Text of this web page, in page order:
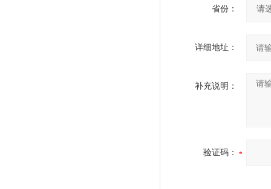
省份：
详细地址：
补充说明：
验证码：